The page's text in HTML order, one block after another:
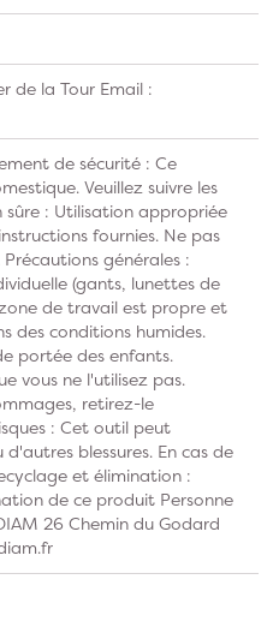
de la Tour Email :
de sécurité : Ce
Veuillez suivre les
: Utilisation appropriée
fournies. Ne pas
générales :
(gants, lunettes de
de travail est propre et
des conditions humides.
portée des enfants.
vous ne l'utilisez pas.
retirez-le
: Cet outil peut
blessures. En cas de
et élimination :
de ce produit Personne
26 Chemin du Godard